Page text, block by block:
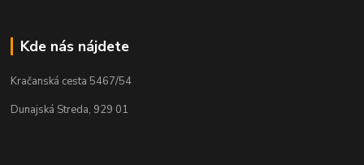
Kde nás nájdete
Kračanská cesta 5467/54
Dunajská Streda, 929 01